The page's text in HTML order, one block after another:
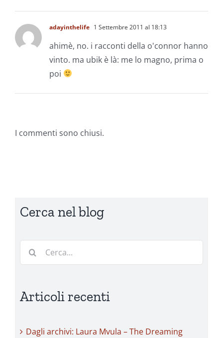
adayinthelife 1 Settembre 2011 al 18:13
ahimè, no. i racconti della o'connor hanno
vinto. ma ubik è là: me lo magno, prima o
poi
I commenti sono chiusi.
Cerca nel blog
Cerca
Articoli recenti
Dagli archivi: Laura Mvula – The Dreaming